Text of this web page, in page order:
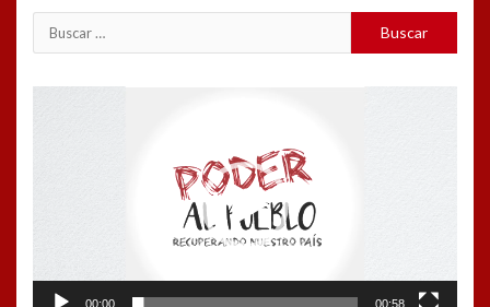
Buscar:
00:00 00:58